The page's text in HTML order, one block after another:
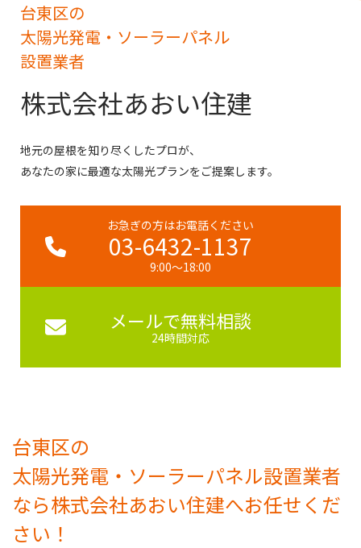
台東区の
太陽光発電・ソーラーパネル
設置業者
株式会社あおい住建
地元の屋根を知り尽くしたプロが、
あなたの家に最適な太陽光プランをご提案します。
お急ぎの方はお電話ください
03-6432-1137
9:00～18:00
メールで無料相談
24時間対応
台東区の
太陽光発電・ソーラーパネル設置業者
なら株式会社あおい住建へお任せくだ
さい！